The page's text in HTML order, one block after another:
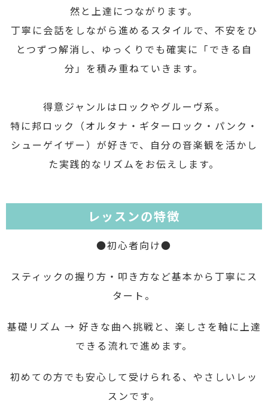
然と上達につながります。
丁寧に会話をしながら進めるスタイルで、不安をひ
とつずつ解消し、ゆっくりでも確実に「できる自
分」を積み重ねていきます。
得意ジャンルはロックやグルーヴ系。
特に邦ロック（オルタナ・ギターロック・パンク・
シューゲイザー）が好きで、自分の音楽観を活かし
た実践的なリズムをお伝えします。
レッスンの特徴
●初心者向け●
スティックの握り方・叩き方など基本から丁寧にス
タート。
基礎リズム → 好きな曲へ挑戦と、楽しさを軸に上達
できる流れで進めます。
初めての方でも安心して受けられる、やさしいレッ
スンです。